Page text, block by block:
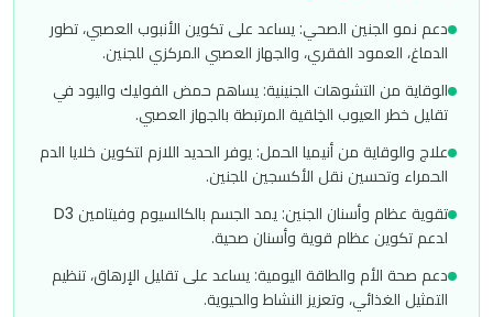
دعم نمو الجنين الصحي: يساعد على تكوين الأنبوب العصبي، تطور
الدماغ، العمود الفقري، والجهاز العصبي المركزي للجنين.
الوقاية من التشوهات الجنينية: يساهم حمض الفوليك واليود في
تقليل خطر العيوب الخِلقية المرتبطة بالجهاز العصبي.
علاج والوقاية من أنيميا الحمل: يوفر الحديد اللازم لتكوين خلايا الدم
الحمراء وتحسين نقل الأكسجين للجنين.
تقوية عظام وأسنان الجنين: يمد الجسم بالكالسيوم وفيتامين D3
لدعم تكوين عظام قوية وأسنان صحية.
دعم صحة الأم والطاقة اليومية: يساعد على تقليل الإرهاق، تنظيم
التمثيل الغذائي، وتعزيز النشاط والحيوية.